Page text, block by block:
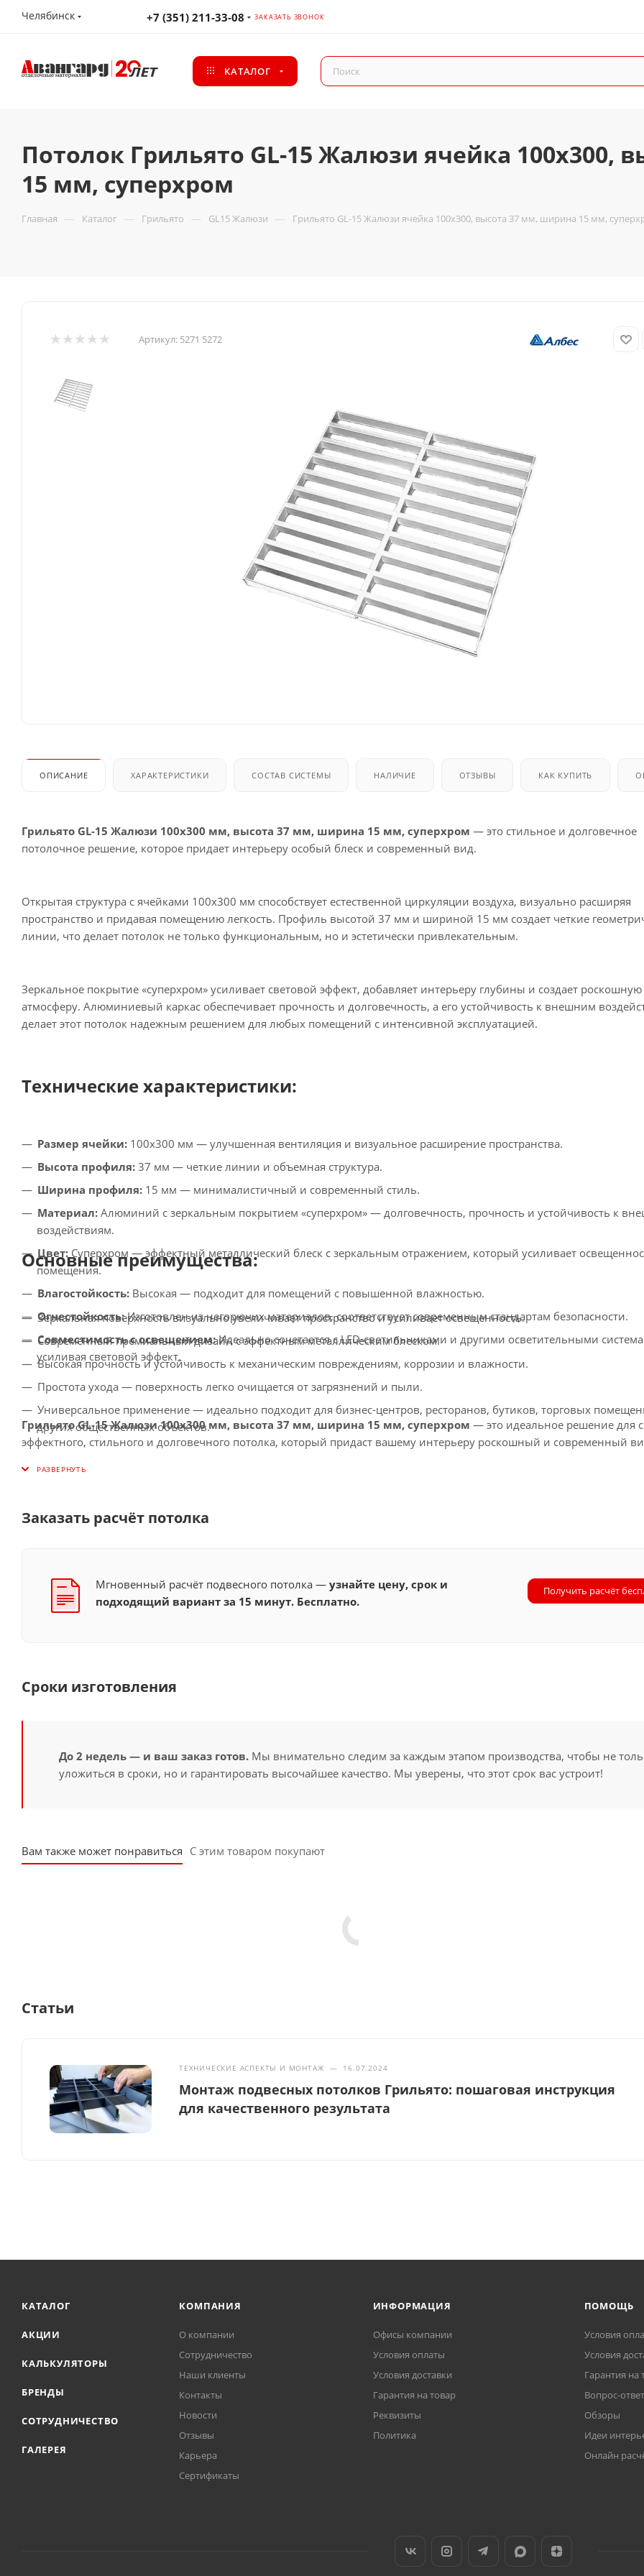
Челябинск +7 (351) 211-33-08 ЗАКАЗАТЬ ЗВОНОК
КАТАЛОГ
Потолок Грильято GL-15 Жалюзи ячейка 100x300,
15 мм, суперхром
Главная — Каталог — Грильято — GL15 Жалюзи — Грильято GL-15 Жалюзи ячейка 100x300, высота 37 мм, ширина 15 мм,
Артикул: 5271 5272
ОПИСАНИЕ ХАРАКТЕРИСТИКИ СОСТАВ СИСТЕМЫ НАЛИЧИЕ ОТЗЫВЫ КАК КУПИТЬ
Грильято GL-15 Жалюзи 100x300 мм, высота 37 мм, ширина 15 мм, суперхром — это стильное и долговечное
потолочное решение, которое придает интерьеру особый блеск и современный вид.
Открытая структура с ячейками 100x300 мм способствует естественной циркуляции воздуха, визуально расширяя
пространство и придавая помещению легкость. Профиль высотой 37 мм и шириной 15 мм создает четкие
линии, что делает потолок не только функциональным, но и эстетически привлекательным.
Зеркальное покрытие «суперхром» усиливает световой эффект, добавляет интерьеру глубины и создает роскошную
атмосферу. Алюминиевый каркас обеспечивает прочность и долговечность, а его устойчивость к внешним
делает этот потолок надежным решением для любых помещений с интенсивной эксплуатацией.
Технические характеристики:
Размер ячейки: 100x300 мм — улучшенная вентиляция и визуальное расширение пространства.
Высота профиля: 37 мм — четкие линии и объемная структура.
Ширина профиля: 15 мм — минималистичный и современный стиль.
Материал: Алюминий с зеркальным покрытием «суперхром» — долговечность, прочность и устойчивость к
воздействиям.
Цвет: Суперхром — эффектный металлический блеск с зеркальным отражением, который усиливает
помещения.
Влагостойкость: Высокая — подходит для помещений с повышенной влажностью.
Огнестойкость:Изготовлен из негорючих материалов, соответствует современным стандартам безопасности.
Совместимость с освещением:Идеально сочетается с LED-светильниками и другими осветительными
усиливая световой эффект.
Основные преимущества:
Зеркальная поверхность визуально увеличивает пространство и усиливает освещенность.
Современный премиальный дизайн с эффектным металлическим блеском.
Высокая прочность и устойчивость к механическим повреждениям, коррозии и влажности.
Простота ухода — поверхность легко очищается от загрязнений и пыли.
Универсальное применение — идеально подходит для бизнес-центров, ресторанов, бутиков, торговых
других общественных объектов.
Грильято GL-15 Жалюзи 100x300 мм, высота 37 мм, ширина 15 мм, суперхром — это идеальное решение для
эффектного, стильного и долговечного потолка, который придаст вашему интерьеру роскошный и современный
Заказать расчёт потолка
Мгновенный расчёт подвесного потолка —узнайте цену, срок и
подходящий вариант за 15 минут. Бесплатно.
Получить расчёт
Сроки изготовления
До 2 недель — и ваш заказ готов. Мы внимательно следим за каждым этапом производства, чтобы не
уложиться в сроки, но и гарантировать высочайшее качество. Мы уверены, что этот срок вас устроит!
Вам также может понравиться С этим товаром покупают
Статьи
ТЕХНИЧЕСКИЕ АСПЕКТЫ И МОНТАЖ — 16.07.2024
Монтаж подвесных потолков Грильято: пошаговая инструкция
для качественного результата
КАТАЛОГ
АКЦИИ
КАЛЬКУЛЯТОРЫ
БРЕНДЫ
СОТРУДНИЧЕСТВО
ГАЛЕРЕЯ
КОМПАНИЯ
О компании
Сотрудничество
Наши клиенты
Контакты
Новости
Отзывы
Карьера
Сертификаты
ИНФОРМАЦИЯ
Офисы компании
Условия оплаты
Условия доставки
Гарантия на товар
Реквизиты
Политика
ПОМОЩЬ
Условия
Условия
Гарантия на
Вопрос-ответ
Обзоры
Идеи
Онлайн